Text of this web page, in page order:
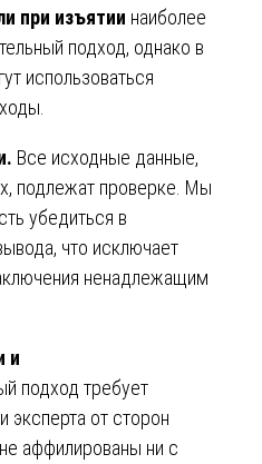
при изъятии наиболее
подход, однако в
использоваться
Все исходные данные,
подлежат проверке. Мы
убедиться в
что исключает
ненадлежащим
и
подход требует
эксперта от сторон
аффилированы ни с